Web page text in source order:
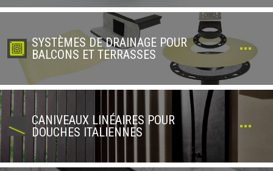
SYSTÈMES DE DRAINAGE POUR
BALCONS ET TERRASSES
CANIVEAUX LINÉAIRES POUR
DOUCHES ITALIENNES